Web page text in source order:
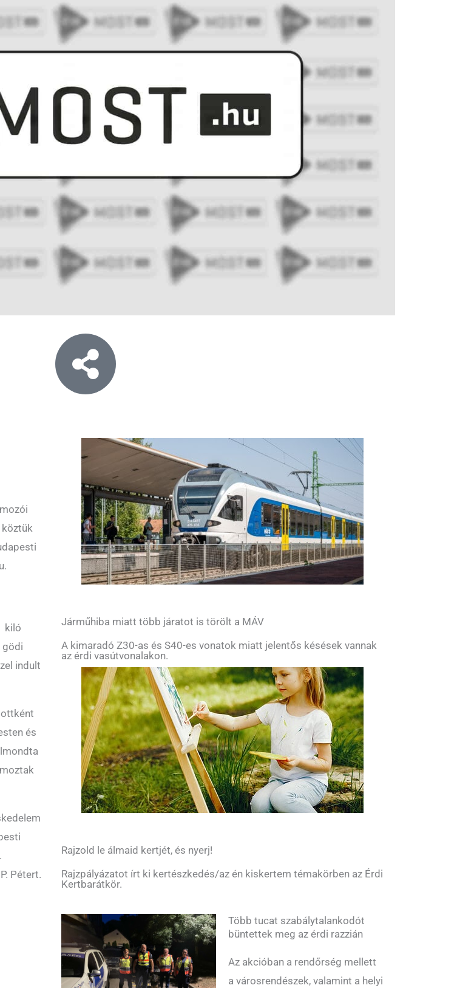
kiló
gödi
indult
és
Pétert.
Járműhiba miatt több járatot is törölt a MÁV
A kimaradó Z30-as és S40-es vonatok miatt jelentős késések vannak
az érdi vasútvonalakon.
Rajzold le álmaid kertjét, és nyerj!
Rajzpályázatot írt ki kertészkedés/az én kiskertem témakörben az Érdi
Kertbarátkör.
Több tucat szabálytalankodót
büntettek meg az érdi razzián
Az akcióban a rendőrség mellett
a városrendészek, valamint a helyi